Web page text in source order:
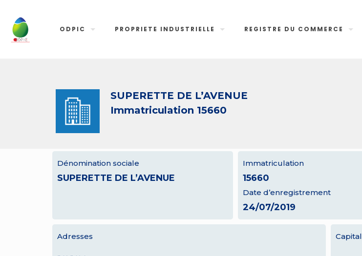
ODPIC PROPRIETE INDUSTRIELLE REGISTRE DU COMMERCE
SUPERETTE DE L’AVENUE
Immatriculation 15660
Dénomination sociale
SUPERETTE DE L’AVENUE
Immatriculation
15660
Date d’enregistrement
24/07/2019
Adresses Capital